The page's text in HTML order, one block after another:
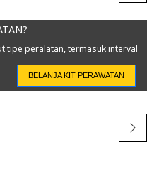
tipe peralatan, termasuk interval
BELANJA KIT PERAWATAN